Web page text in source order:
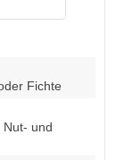
Fichte
und